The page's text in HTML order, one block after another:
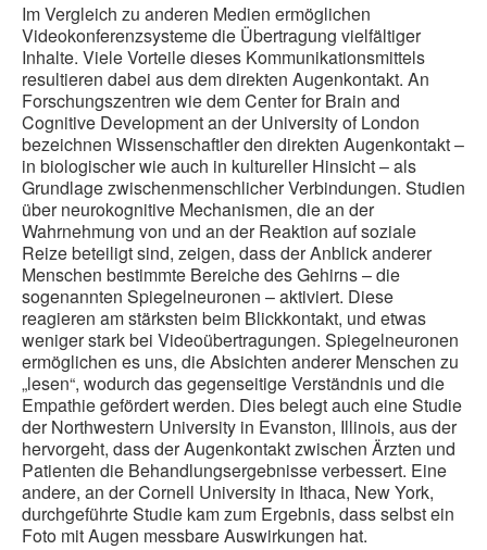
Im Vergleich zu anderen Medien ermöglichen
Videokonferenzsysteme die Übertragung vielfältiger
Inhalte. Viele Vorteile dieses Kommunikationsmittels
resultieren dabei aus dem direkten Augenkontakt. An
Forschungszentren wie dem Center for Brain and
Cognitive Development an der University of London
bezeichnen Wissenschaftler den direkten Augenkontakt –
in biologischer wie auch in kultureller Hinsicht – als
Grundlage zwischenmenschlicher Verbindungen. Studien
über neurokognitive Mechanismen, die an der
Wahrnehmung von und an der Reaktion auf soziale
Reize beteiligt sind, zeigen, dass der Anblick anderer
Menschen bestimmte Bereiche des Gehirns – die
sogenannten Spiegelneuronen – aktiviert. Diese
reagieren am stärksten beim Blickkontakt, und etwas
weniger stark bei Videoübertragungen. Spiegelneuronen
ermöglichen es uns, die Absichten anderer Menschen zu
„lesen“, wodurch das gegenseitige Verständnis und die
Empathie gefördert werden. Dies belegt auch eine Studie
der Northwestern University in Evanston, Illinois, aus der
hervorgeht, dass der Augenkontakt zwischen Ärzten und
Patienten die Behandlungsergebnisse verbessert. Eine
andere, an der Cornell University in Ithaca, New York,
durchgeführte Studie kam zum Ergebnis, dass selbst ein
Foto mit Augen messbare Auswirkungen hat.